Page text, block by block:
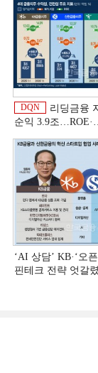
DQN
리딩금융
순익 3.9조…ROE·
상반기 금융 리그
‘AI 상담’ KB·‘오
핀테크 전략 엇갈